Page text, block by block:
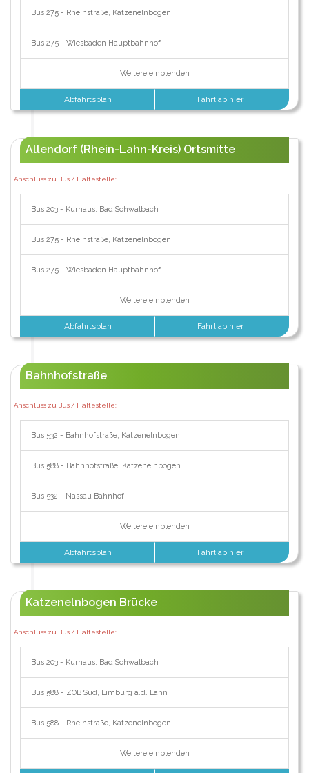
Bus 275 - Rheinstraße, Katzenelnbogen
Bus 275 - Wiesbaden Hauptbahnhof
Weitere einblenden
Abfahrtsplan Fahrt ab hier
Allendorf (Rhein-Lahn-Kreis) Ortsmitte
Anschluss zu Bus / Haltestelle:
Bus 203 - Kurhaus, Bad Schwalbach
Bus 275 - Rheinstraße, Katzenelnbogen
Bus 275 - Wiesbaden Hauptbahnhof
Weitere einblenden
Abfahrtsplan Fahrt ab hier
Bahnhofstraße
Anschluss zu Bus / Haltestelle:
Bus 532 - Bahnhofstraße, Katzenelnbogen
Bus 588 - Bahnhofstraße, Katzenelnbogen
Bus 532 - Nassau Bahnhof
Weitere einblenden
Abfahrtsplan Fahrt ab hier
Katzenelnbogen Brücke
Anschluss zu Bus / Haltestelle:
Bus 203 - Kurhaus, Bad Schwalbach
Bus 588 - ZOB Süd, Limburg a.d. Lahn
Bus 588 - Rheinstraße, Katzenelnbogen
Weitere einblenden